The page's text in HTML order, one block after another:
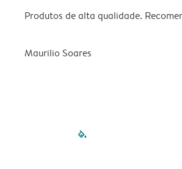
Produtos de alta qualidade.
Maurilio Soares
filled-